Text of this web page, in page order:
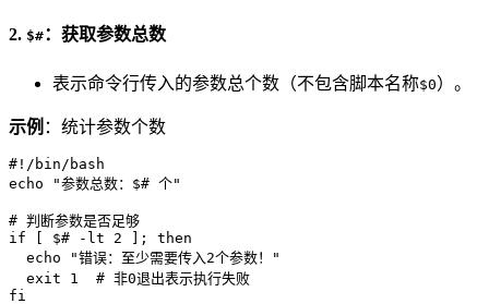
2. $#：获取参数总数
表示命令行传入的参数总个数（不包含脚本名称$0）。
示例 ：统计参数个数
#!/bin/bash
echo
"参数总数： $# 个"
# 判断参数是否足够
if
$# -lt 2 ]; then
echo
"错误：至少需要传入2个参数！"
exit 1 # 非0退出表示执行失败
fi